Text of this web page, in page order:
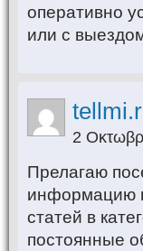
оперативно
или с
2
Прелагаю
информацию
статей в
постоянные